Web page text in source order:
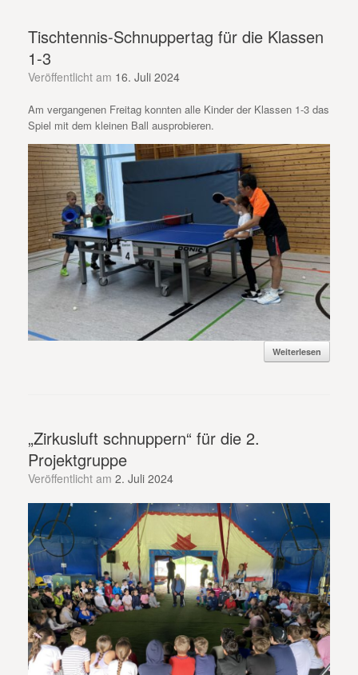
Tischtennis-Schnuppertag für die Klassen
1-3
Veröffentlicht am 16. Juli 2024
Am vergangenen Freitag konnten alle Kinder der Klassen 1-3 das
Spiel mit dem kleinen Ball ausprobieren.
Weiterlesen
„Zirkusluft schnuppern“ für die 2.
Projektgruppe
Veröffentlicht am 2. Juli 2024